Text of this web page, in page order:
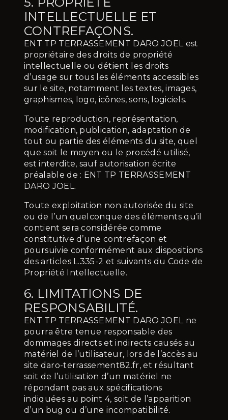
INTELLECTUELLE ET
CONTREFAÇONS.
ENT TP TERRASSEMENT DARO JOEL est
propriétaire des droits de propriété
intellectuelle ou détient les droits
d’usage sur tous les éléments accessibles
sur le site, notamment les textes, images,
graphismes, logo, icônes, sons, logiciels.
Toute reproduction, représentation,
modification, publication, adaptation de
tout ou partie des éléments du site, quel
que soit le moyen ou le procédé utilisé,
est interdite, sauf autorisation écrite
préalable de : ENT TP TERRASSEMENT
DARO JOEL.
Toute exploitation non autorisée du site
ou de l’un quelconque des éléments qu’il
contient sera considérée comme
constitutive d’une contrefaçon et
poursuivie conformément aux dispositions
des articles L.335-2 et suivants du Code de
Propriété Intellectuelle.
6. LIMITATIONS DE
RESPONSABILITÉ.
ENT TP TERRASSEMENT DARO JOEL ne
pourra être tenue responsable des
dommages directs et indirects causés au
matériel de l’utilisateur, lors de l’accès au
site daro-terrassement82.fr, et résultant
soit de l’utilisation d’un matériel ne
répondant pas aux spécifications
indiquées au point 4, soit de l’apparition
d’un bug ou d’une incompatibilité.